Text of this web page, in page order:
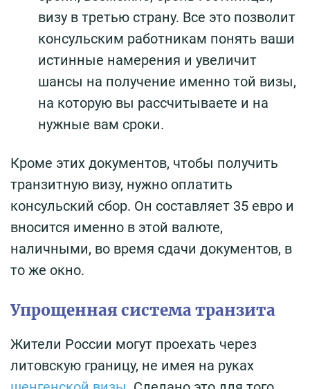
визу в третью страну. Все это позволит
консульским работникам понять ваши
истинные намерения и увеличит
шансы на получение именно той визы,
на которую вы рассчитываете и на
нужные вам сроки.
Кроме этих документов, чтобы получить
транзитную визу, нужно оплатить
консульский сбор. Он составляет 35 евро и
вносится именно в этой валюте,
наличными, во время сдачи документов, в
то же окно.
Упрощенная система транзита
Жители России могут проехать через
литовскую границу, не имея на руках